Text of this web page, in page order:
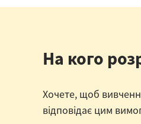
На кого
Хочете, щоб
відповідає цим